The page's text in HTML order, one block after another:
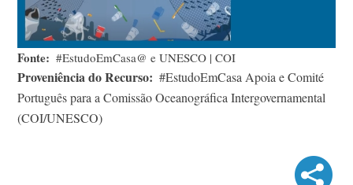
Fonte #EstudoEmCasa@ e UNESCO | COI
Proveniência do Recurso
#EstudoEmCasa Apoia e Comité
Português para a Comissão Oceanográfica Intergovernamental
(COI/UNESCO)